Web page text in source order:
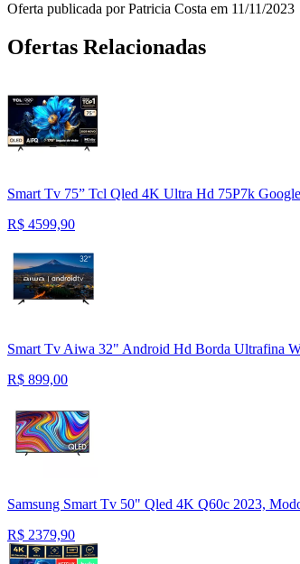
Oferta publicada por Patricia Costa em 11/11/2023
Ofertas Relacionadas
Smart Tv 75” Tcl Qled 4K Ultra Hd 75P7k
R$ 4599,90
Smart Tv Aiwa 32" Android Hd Borda Ultrafina
R$ 899,00
Samsung Smart Tv 50" Qled 4K Q60c 2023,
R$ 2379,90